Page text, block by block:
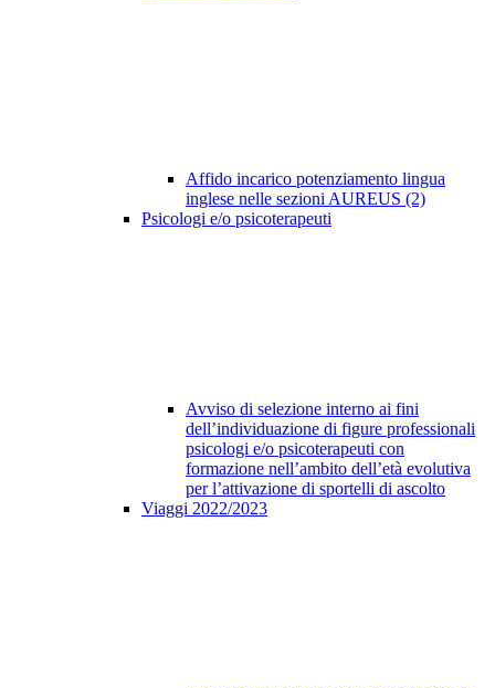
Affido incarico potenziamento lingua
inglese nelle sezioni AUREUS (2)
Psicologi e/o psicoterapeuti
Avviso di selezione interno ai fini
dell’individuazione di figure professionali
psicologi e/o psicoterapeuti con
formazione nell’ambito dell’età evolutiva
per l’attivazione di sportelli di ascolto
Viaggi 2022/2023